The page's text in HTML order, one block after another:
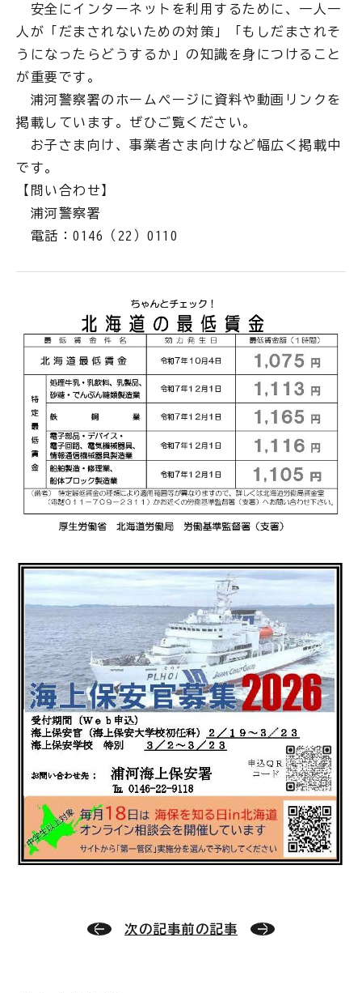
安全にインターネットを利用するために、一人一
人が「だまされないための対策」「もしだまされそ
うになったらどうするか」の知識を身につけること
が重要です。
浦河警察署のホームページに資料や動画リンクを
掲載しています。ぜひご覧ください。
お子さま向け、事業者さま向けなど幅広く掲載中
です。
【問い合わせ】
浦河警察署
電話：0146（22）0110
次の記事前の記事